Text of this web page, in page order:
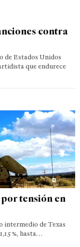
contra
de Estados Unidos
que endurece
por tensión en
intermedio de Texas
%, hasta…